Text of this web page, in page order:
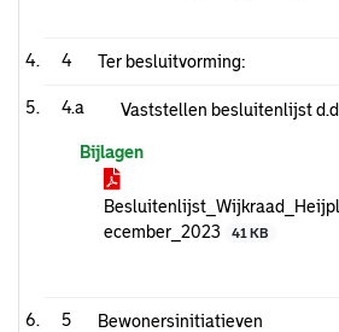
4 Ter besluitvorming:
4.a Vaststellen besluitenlijst
Bijlagen
ecember_2023
41 KB
5 Bewonersinitiatieven